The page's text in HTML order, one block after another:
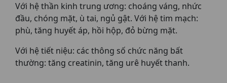
Với hệ thần kinh trung ương: choáng váng, nhức
đầu, chóng mặt, ù tai, ngủ gật. Với hệ tim mạch:
phù, tăng huyết áp, hồi hộp, đỏ bừng mặt.
Với hệ tiết niệu: các thông số chức năng bất
thường: tăng creatinin, tăng urê huyết thanh.